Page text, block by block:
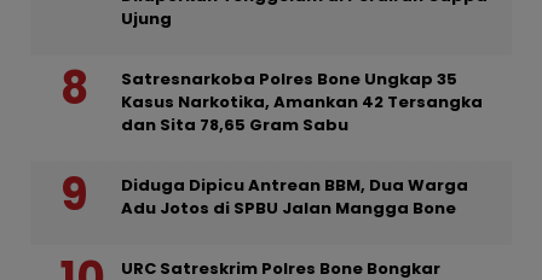
Ujung
Satresnarkoba Polres Bone Ungkap 35
Kasus Narkotika, Amankan 42 Tersangka
dan Sita 78,65 Gram Sabu
Diduga Dipicu Antrean BBM, Dua Warga
Adu Jotos di SPBU Jalan Mangga Bone
URC Satreskrim Polres Bone Bongkar